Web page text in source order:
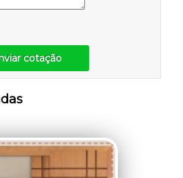
cotação